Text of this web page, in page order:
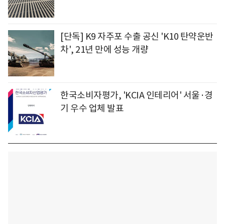
[단독] K9 자주포 수출 공신 'K10 탄약운반
차', 21년 만에 성능 개량
한국소비자평가, 'KCIA 인테리어' 서울·경
기 우수 업체 발표